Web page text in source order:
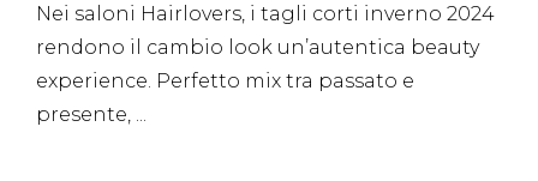
Nei saloni Hairlovers, i tagli corti inverno 2024
rendono il cambio look un’autentica beauty
experience. Perfetto mix tra passato e
presente,